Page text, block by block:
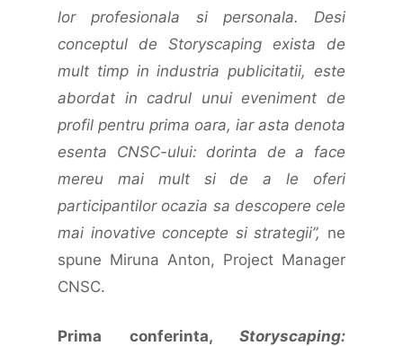
lor profesionala si personala. Desi
conceptul de Storyscaping exista de
mult timp in industria publicitatii, este
abordat in cadrul unui eveniment de
profil pentru prima oara, iar asta denota
esenta CNSC-ului: dorinta de a face
mereu mai mult si de a le oferi
participantilor ocazia sa descopere cele
mai inovative concepte si strategii”, ne
spune Miruna Anton, Project Manager
CNSC.
Prima conferinta, Storyscaping: